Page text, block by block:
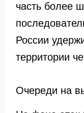
часть более
России
территории
Очереди на